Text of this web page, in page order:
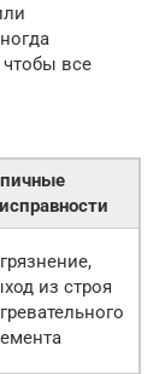
чтобы все
из строя